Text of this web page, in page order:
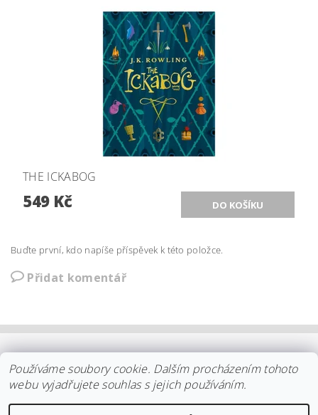
THE ICKABOG
549 Kč
Buďte první, kdo napíše příspěvek k této položce.
Přidat komentář
| KOLEKCE STELTON | DISTRIBUCE IITTALA |
REKLAMACE/ODSTOUPENÍ | VŠE O NÁKUPU | KDO JSME
KONTAKT
Používáme soubory cookie. Dalším procházením tohoto
webu vyjadřujete souhlas s jejich používáním.